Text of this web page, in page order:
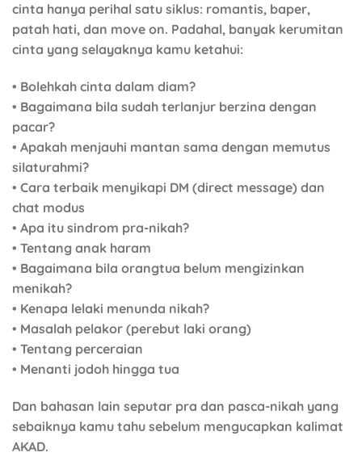
cinta hanya perihal satu siklus: romantis, baper,
patah hati, dan move on. Padahal, banyak kerumitan
cinta yang selayaknya kamu ketahui:
• Bolehkah cinta dalam diam?
• Bagaimana bila sudah terlanjur berzina dengan
pacar?
• Apakah menjauhi mantan sama dengan memutus
silaturahmi?
• Cara terbaik menyikapi DM (direct message) dan
chat modus
• Apa itu sindrom pra-nikah?
• Tentang anak haram
• Bagaimana bila orangtua belum mengizinkan
menikah?
• Kenapa lelaki menunda nikah?
• Masalah pelakor (perebut laki orang)
• Tentang perceraian
• Menanti jodoh hingga tua
Dan bahasan lain seputar pra dan pasca-nikah yang
sebaiknya kamu tahu sebelum mengucapkan kalimat
AKAD.